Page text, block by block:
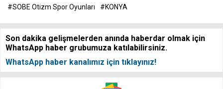
#SOBE Otizm Spor Oyunları
#KONYA
Son dakika gelişmelerden anında haberdar olmak için
WhatsApp haber grubumuza katılabilirsiniz.
WhatsApp haber kanalımız için tıklayınız!